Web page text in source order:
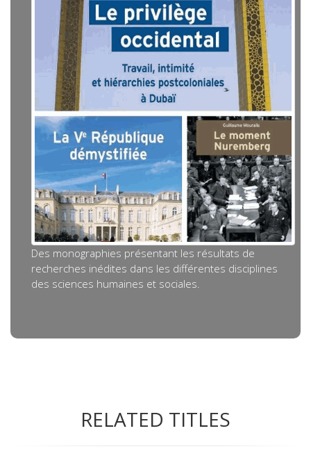
Des monographies présentant les résultats de
recherches inédites dans les différentes disciplines
des sciences humaines et sociales.
RELATED TITLES